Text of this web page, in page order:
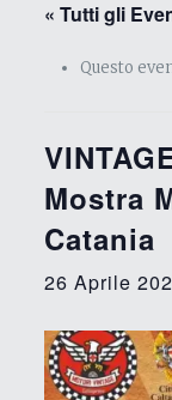
« Tutti gli
Questo
Mostra
Catania
26 Aprile